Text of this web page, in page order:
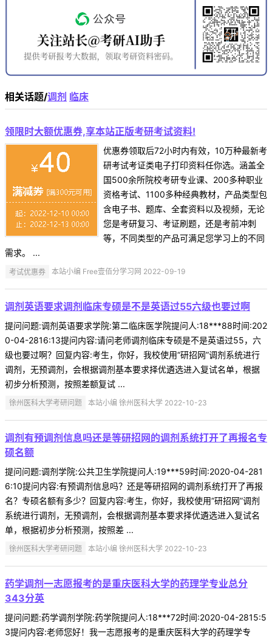
相关话题/调剂 临床
领限时大额优惠券,享本站正版考研考试资料!
优惠券领取后72小时内有效，10万种最新考
研考试考证类电子打印资料任你选。涵盖全
国500余所院校考研专业课、200多种职业
资格考试、1100多种经典教材，产品类型包
含电子书、题库、全套资料以及视频，无论
您是考研复习、考证刷题，还是考前冲刺
等，不同类型的产品可满足您学习上的不同
需求。 ...
考试优惠券 本站小编 Free壹佰分学习网 2022-09-19
调剂英语要求调剂临床专硕是不是英语过55六级也要过啊
提问问题:调剂英语要求学院:第二临床医学院提问人:18***88时间:202
0-04-2816:13提问内容:请问老师调剂临床专硕是不是英语过55，六
级也要过啊？回复内容:考生，你好，我校使用“研招网”调剂系统进行
调剂，无预调剂，会根据调剂基本要求择优遴选进入复试名单，根据
初步分析预测，按照差额复试 ...
徐州医科大学考研问题 本站小编 徐州医科大学 2022-10-23
调剂有预调剂信息吗还是等研招网的调剂系统打开了再报名专
硕名额
提问问题:调剂学院:公共卫生学院提问人:19***59时间:2020-04-281
6:10提问内容:有预调剂信息吗？还是等研招网的调剂系统打开了再报
名？专硕名额有多少？回复内容:考生，你好，我校使用“研招网”调剂
系统进行调剂，无预调剂，会根据调剂基本要求择优遴选进入复试名
单，根据初步分析预测，按照差 ...
徐州医科大学考研问题 本站小编 徐州医科大学 2022-10-23
药学调剂一志愿报考的是重庆医科大学的药理学专业总分
343分英
提问问题:药学调剂学院:药学院提问人:18***72时间:2020-04-2815:5
3提问内容:老师您好！我一志愿报考的是重庆医科大学的药理学专